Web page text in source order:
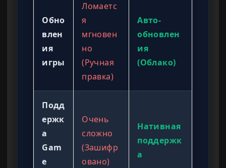
Обно
влен
ия
игры
Ломаетс
я
мгновен
но
(Ручная
правка)
Авто-
обновлен
ия
(Облако)
Подд
ержк
а
Gam
e
Очень
сложно
(Зашифр
овано)
Нативная
поддержк
а